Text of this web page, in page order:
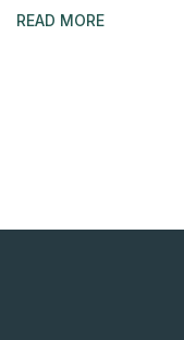
READ MORE